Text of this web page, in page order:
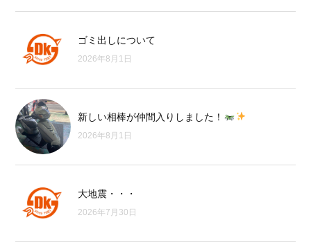
ゴミ出しについて
2026年8月1日
新しい相棒が仲間入りしました！
2026年8月1日
大地震・・・
2026年7月30日